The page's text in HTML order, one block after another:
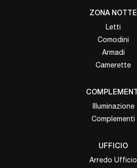
ZONA NOTTE
Letti
Comodini
Armadi
Camerette
COMPLEMENTI
Illuminazione
Complementi
UFFICIO
Arredo Ufficio